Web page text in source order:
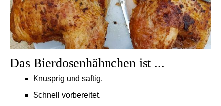
Das Bierdosenhähnchen ist ...
Knusprig und saftig.
Schnell vorbereitet.